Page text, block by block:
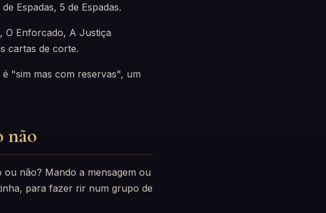
Espadas, 5 de Espadas.
O Enforcado, A Justiça
cartas de corte.
"sim mas com reservas", um
não
não? Mando a mensagem ou
para fazer rir num grupo de